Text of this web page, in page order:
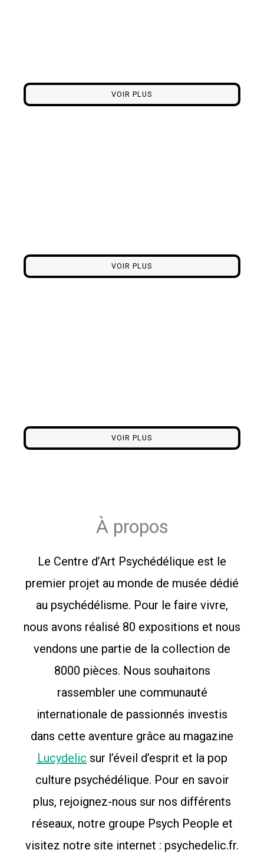
VOIR PLUS
VOIR PLUS
VOIR PLUS
À propos
Le Centre d’Art Psychédélique est le
premier projet au monde de musée dédié
au psychédélisme. Pour le faire vivre,
nous avons réalisé 80 expositions et nous
vendons une partie de la collection de
8000 pièces. Nous souhaitons
rassembler une communauté
internationale de passionnés investis
dans cette aventure grâce au magazine
Lucydelic sur l’éveil d’esprit et la pop
culture psychédélique. Pour en savoir
plus, rejoignez-nous sur nos différents
réseaux, notre groupe Psych People et
visitez notre site internet : psychedelic.fr.